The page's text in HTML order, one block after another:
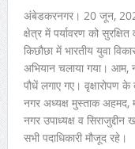
अंबेडकरनगर। 20 जून,
क्षेत्र में पर्यावरण को
किछौछा में भारतीय युवा
अभियान चलाया गया। आम,
पौधें लगाए गए। वृक्षारोपण के
नगर अध्यक्ष मुस्ताक अहमद,
नगर उपाध्यक्ष व
सभी पदाधिकारी मौजूद रहे।